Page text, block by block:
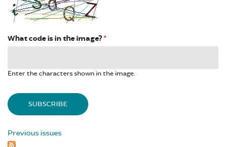
What code is in the image? *
Enter the characters shown in the image.
Previous issues